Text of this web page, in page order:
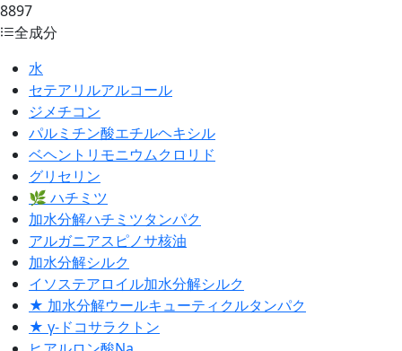
8897
全成分
水
セテアリルアルコール
ジメチコン
パルミチン酸エチルヘキシル
ベヘントリモニウムクロリド
グリセリン
🌿 ハチミツ
加水分解ハチミツタンパク
アルガニアスピノサ核油
加水分解シルク
イソステアロイル加水分解シルク
★ 加水分解ウールキューティクルタンパク
★ γ-ドコサラクトン